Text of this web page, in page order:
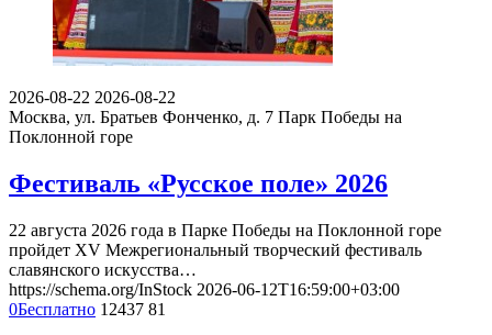
2026-08-22 2026-08-22
Москва, ул. Братьев Фонченко, д. 7 Парк Победы на
Поклонной горе
Фестиваль «Русское поле» 2026
22 августа 2026 года в Парке Победы на Поклонной горе
пройдет XV Межрегиональный творческий фестиваль
славянского искусства…
https://schema.org/InStock 2026-06-12T16:59:00+03:00
0Бесплатно 12437 81